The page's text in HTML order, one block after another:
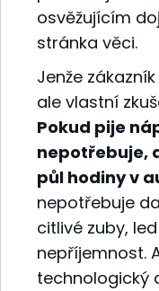
osvěžujícím
stránka věci.
Jenže
ale vlastní
Pokud pije
nepotřebuje,
půl hodiny v
nepotřebuje
citlivé zuby,
nepříjemnost.
technologický